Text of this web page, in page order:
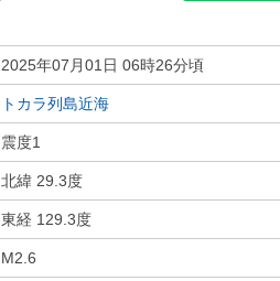
2025年07月01日 06時26分頃
トカラ列島近海
震度1
北緯 29.3度
東経 129.3度
M2.6